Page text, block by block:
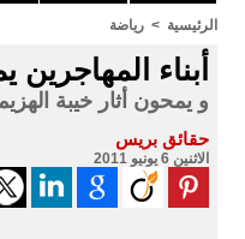
الرئيسية > رياضة
أبناء
و يمحون أثار خيبة
حقائق بريس
الاثنين 6 يونيو 2011